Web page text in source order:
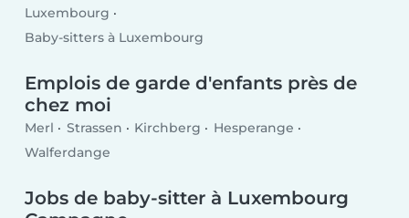
Luxembourg
Baby-sitters à Luxembourg
Emplois de garde d'enfants près de
chez moi
Merl Strassen Kirchberg
Hesperange
Walferdange
Jobs de baby-sitter à Luxembourg